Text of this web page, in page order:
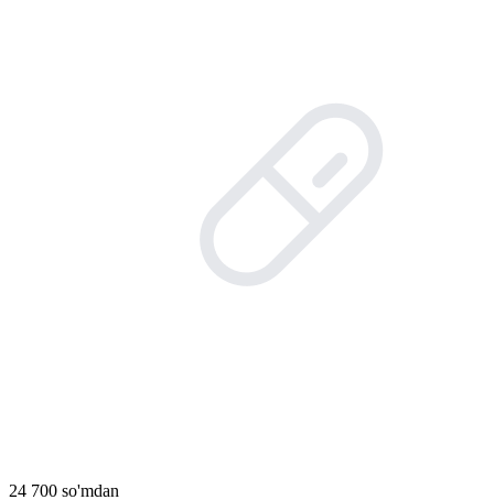
24 700 so'mdan